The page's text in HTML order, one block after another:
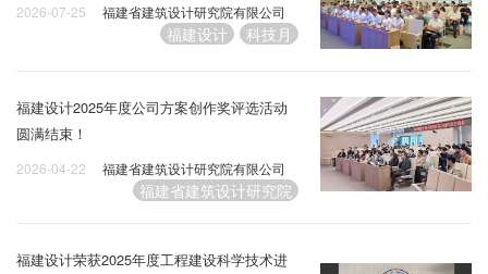
2026-07-25 福建省建筑设计研究院有限公司
福建设计 科技月
福建设计2025年度公司方案创作奖评选活动
圆满结束！
2026-04-22 福建省建筑设计研究院有限公司
福建省建筑设计研究院
福建设计荣获2025年度工程建设科学技术进